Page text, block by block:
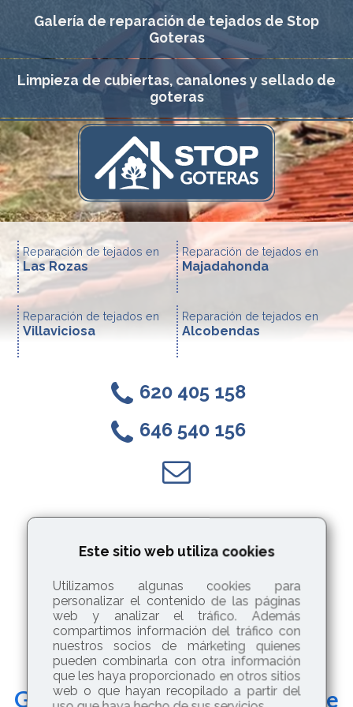
Galería de reparación de tejados de Stop
Goteras
Limpieza de cubiertas, canalones y sellado de
goteras
Reparación de tejados en
Las Rozas
Reparación de tejados en
Majadahonda
Reparación de tejados en
Villaviciosa
Reparación de tejados en
Alcobendas
0 620 405 158
0 646 540 156
l
Contrataciones
* Presupuesto sin compromiso
Galería de nuestros trabajos de
Este sitio web utiliza cookies
Utilizamos algunas cookies para
personalizar el contenido de las páginas
web y analizar el tráfico. Además
compartimos información del tráfico con
nuestros socios de márketing quienes
pueden combinarla con otra información
que les haya proporcionado en otros sitios
web o que hayan recopilado a partir del